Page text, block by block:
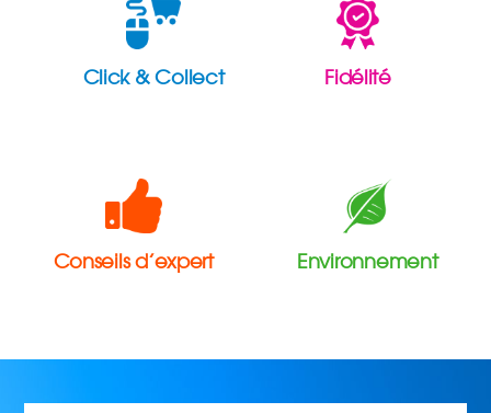
Click & Collect
Conseils d’expert
Fidélité
Environnement